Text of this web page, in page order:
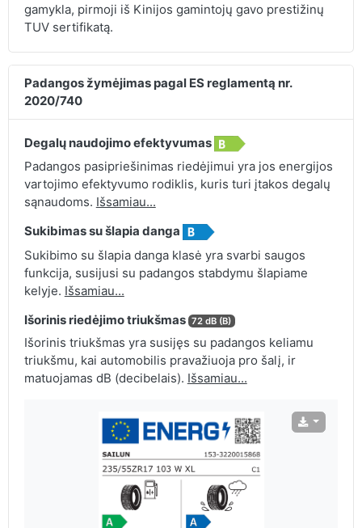
gamykla, pirmoji iš Kinijos gamintojų gavo prestižinų
TUV sertifikatą.
Padangos žymėjimas pagal ES reglamentą nr.
2020/740
Degalų naudojimo efektyvumas
Padangos pasipriešinimas riedėjimui yra jos energijos
vartojimo efektyvumo rodiklis, kuris turi įtakos degalų
sąnaudoms. Išsamiau...
Sukibimas su šlapia danga
Sukibimo su šlapia danga klasė yra svarbi saugos
funkcija, susijusi su padangos stabdymu šlapiame
kelyje. Išsamiau...
Išorinis riedėjimo triukšmas 72 dB (B)
Išorinis triukšmas yra susijęs su padangos keliamu
triukšmu, kai automobilis pravažiuoja pro šalį, ir
matuojamas dB (decibelais). Išsamiau...